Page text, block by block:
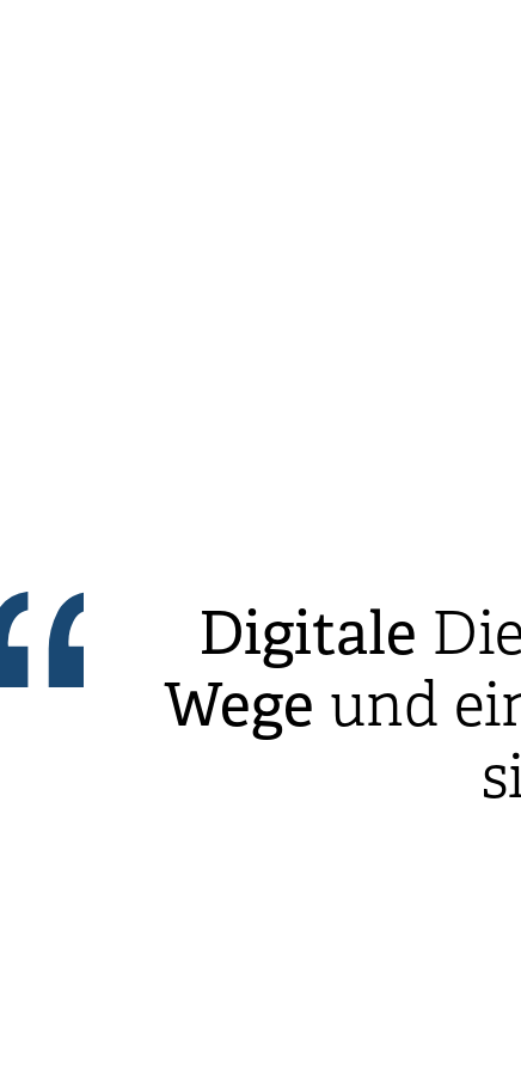
Digitale
Wege und